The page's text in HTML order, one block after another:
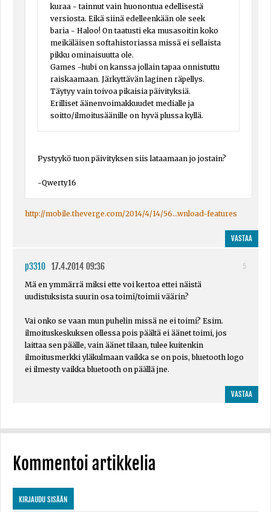
kuraa - tainnut vain huonontua edellisestä
versiosta. Eikä siinä edelleenkään ole seek
baria - Haloo! On taatusti eka musasoitin koko
meikäläisen softahistoriassa missä ei sellaista
pikku ominaisuutta ole.
Games -hubi on kanssa jollain tapaa onnistuttu
raiskaamaan. Järkyttävän laginen räpellys.
Täytyy vain toivoa pikaisia päivityksiä.
Erilliset äänenvoimakkuudet medialle ja
soitto/ilmoitusäänille on hyvä plussa kyllä.
Pystyykö tuon päivityksen siis lataamaan jo jostain?
-Qwerty16
http://mobile.theverge.com/2014/4/14/56...wnload-features
VASTAA
p3310 17.4.2014 09:36
5
Mä en ymmärrä miksi ette voi kertoa ettei näistä
uudistuksista suurin osa toimi/toimii väärin?
Vai onko se vaan mun puhelin missä ne ei toimi? Esim.
ilmoituskeskuksen ollessa pois päältä ei äänet toimi, jos
laittaa sen päälle, vain äänet tilaan, tulee kuitenkin
ilmoitusmerkki yläkulmaan vaikka se on pois, bluetooth logo
ei ilmesty vaikka bluetooth on päällä jne.
VASTAA
Kommentoi artikkelia
KIRJAUDU SISÄÄN